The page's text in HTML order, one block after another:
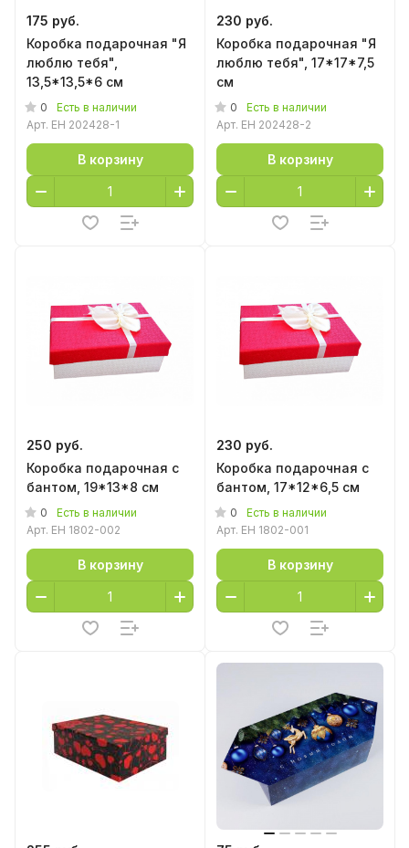
175 руб.
Коробка подарочная "Я
люблю тебя",
13,5*13,5*6 см
0
Есть в наличии
Арт. EH 202428-1
В корзину
230 руб.
Коробка подарочная "Я
люблю тебя", 17*17*7,5
см
0
Есть в наличии
Арт. EH 202428-2
В корзину
250 руб.
Коробка подарочная с
бантом, 19*13*8 см
0
Есть в наличии
Арт. EH 1802-002
В корзину
230 руб.
Коробка подарочная с
бантом, 17*12*6,5 см
0
Есть в наличии
Арт. EH 1802-001
В корзину